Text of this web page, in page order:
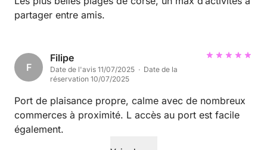
partager entre amis.
F
Filipe
Date de l'avis 11/07/2025 · Date de la
réservation 10/07/2025
Port de plaisance propre, calme avec de nombreux
commerces à proximité. L accès au port est facile
également.